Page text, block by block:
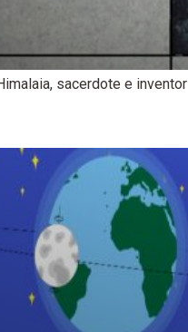
sacerdote e inventor